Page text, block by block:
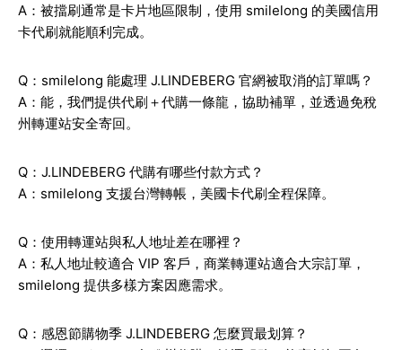
A：被擋刷通常是卡片地區限制，使用 smilelong 的美國信用
卡代刷就能順利完成。
Q：smilelong 能處理 J.LINDEBERG 官網被取消的訂單嗎？
A：能，我們提供代刷＋代購一條龍，協助補單，並透過免稅
州轉運站安全寄回。
Q：J.LINDEBERG 代購有哪些付款方式？
A：smilelong 支援台灣轉帳，美國卡代刷全程保障。
Q：使用轉運站與私人地址差在哪裡？
A：私人地址較適合 VIP 客戶，商業轉運站適合大宗訂單，
smilelong 提供多樣方案因應需求。
Q：感恩節購物季 J.LINDEBERG 怎麼買最划算？